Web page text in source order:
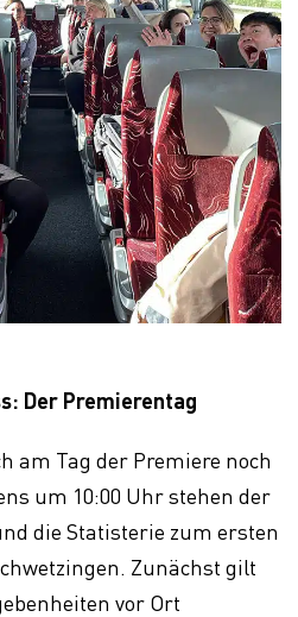
Der Premierentag
am Tag der Premiere noch
um 10:00 Uhr stehen der
die Statisterie zum ersten
Zunächst gilt
vor Ort